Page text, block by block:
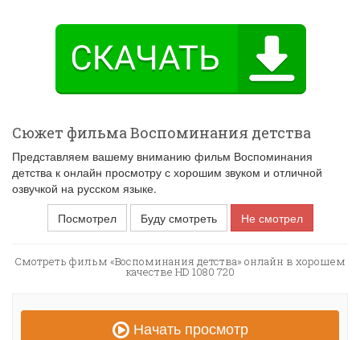
Сюжет фильма Воспоминания детства
Представляем вашему вниманию фильм Воспоминания
детства к онлайн просмотру с хорошим звуком и отличной
озвучкой на русском языке.
Посмотрел
Буду смотреть Не смотрел
Смотреть фильм «Воспоминания детства» онлайн в хорошем
качестве HD 1080 720
Начать просмотр